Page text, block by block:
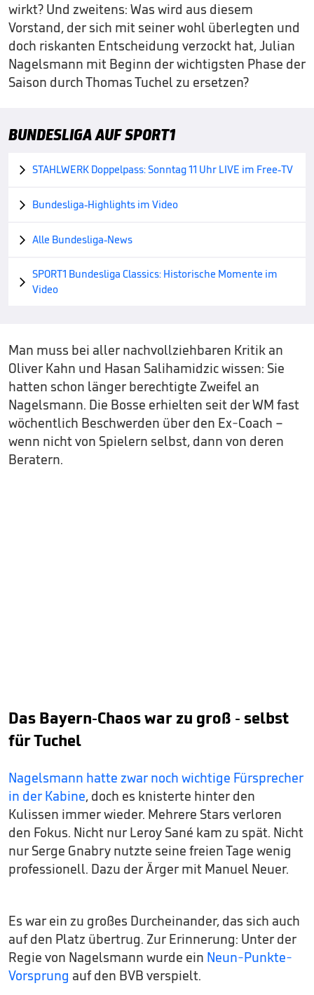
wirkt? Und zweitens: Was wird aus diesem
Vorstand, der sich mit seiner wohl überlegten und
doch riskanten Entscheidung verzockt hat, Julian
Nagelsmann mit Beginn der wichtigsten Phase der
Saison durch Thomas Tuchel zu ersetzen?
BUNDESLIGA AUF SPORT1
 STAHLWERK Doppelpass: Sonntag 11 Uhr LIVE im Free-TV
 Bundesliga-Highlights im Video
 Alle Bundesliga-News

SPORT1 Bundesliga Classics: Historische Momente im
Video
Man muss bei aller nachvollziehbaren Kritik an
Oliver Kahn und Hasan Salihamidzic wissen: Sie
hatten schon länger berechtigte Zweifel an
Nagelsmann. Die Bosse erhielten seit der WM fast
wöchentlich Beschwerden über den Ex-Coach –
wenn nicht von Spielern selbst, dann von deren
Beratern.
Das Bayern-Chaos war zu groß - selbst
für Tuchel
Nagelsmann hatte zwar noch wichtige Fürsprecher
in der Kabine, doch es knisterte hinter den
Kulissen immer wieder. Mehrere Stars verloren
den Fokus. Nicht nur Leroy Sané kam zu spät. Nicht
nur Serge Gnabry nutzte seine freien Tage wenig
professionell. Dazu der Ärger mit Manuel Neuer.
Es war ein zu großes Durcheinander, das sich auch
auf den Platz übertrug. Zur Erinnerung: Unter der
Regie von Nagelsmann wurde ein Neun-Punkte-
Vorsprung auf den BVB verspielt.